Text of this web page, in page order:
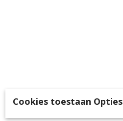
Cookies toestaan Opties